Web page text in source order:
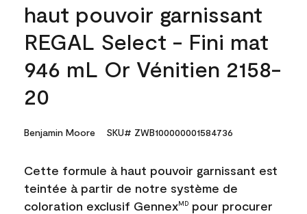
haut pouvoir garnissant
REGAL Select - Fini mat
946 mL Or Vénitien 2158-
20
Benjamin Moore SKU# ZWB100000001584736
Cette formule à haut pouvoir garnissant est
teintée à partir de notre système de
coloration exclusif GennexMD pour procurer